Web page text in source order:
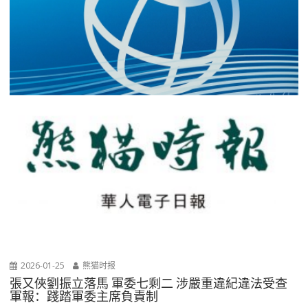
2026-01-25 熊猫时报
張又俠劉振立落馬 軍委七剩二 涉嚴重違紀違法受查
軍報：踐踏軍委主席負責制